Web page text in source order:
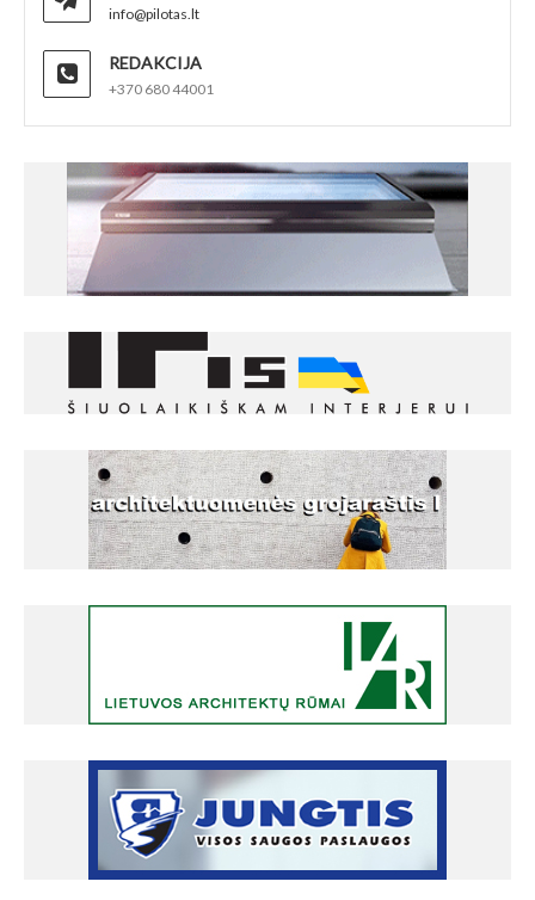
info@pilotas.lt
REDAKCIJA
+370 680 44001